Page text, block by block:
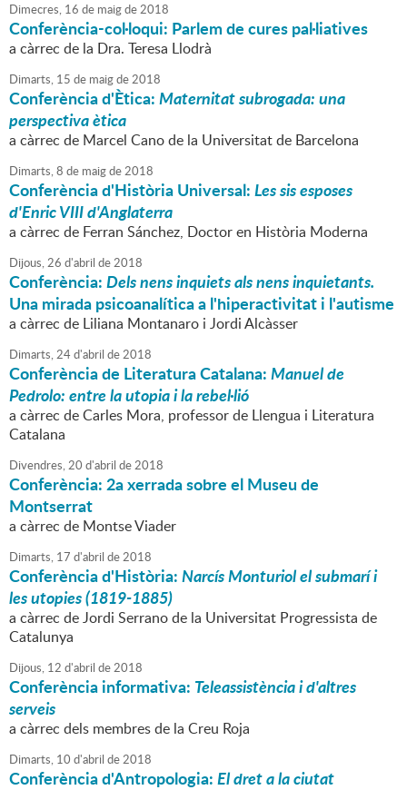
Dimecres, 16 de maigde2018
Conferència-col·loqui: Parlem de cures pal·liatives
a càrrec de la Dra. Teresa Llodrà
Dimarts, 15 de maigde2018
Conferència d'Ètica:Maternitat subrogada: una
perspectiva ètica
a càrrec de Marcel Cano de la Universitat de Barcelona
Dimarts,8 de maigde2018
Conferència d'Història Universal:Les sis esposes
d'Enric VIII d'Anglaterra
a càrrec de Ferran Sánchez, Doctor en Història Moderna
Dijous,26 d'abril de2018
Conferència:Dels nens inquiets als nens inquietants.
Una mirada psicoanalítica a l'hiperactivitat i l'autisme
a càrrec de Liliana Montanaro i Jordi Alcàsser
Dimarts,24d'abril de2018
Conferència de Literatura Catalana:Manuel de
Pedrolo: entre la utopia i la rebel·lió
a càrrec de Carles Mora, professor de Llengua i Literatura
Catalana
Divendres,20 d'abril de2018
Conferència: 2a xerrada sobre el Museu de
Montserrat
a càrrec de Montse Viader
Dimarts, 17 d'abril de2018
Conferència d'Història:Narcís Monturiol el submarí i
les utopies (1819-1885)
a càrrec de Jordi Serrano de la Universitat Progressista de
Catalunya
Dijous, 12 d'abril de2018
Conferència informativa: Teleassistència i d'altres
serveis
a càrrec dels membres de la Creu Roja
Dimarts, 10 d'abril de2018
Conferència d'Antropologia:El dret a la ciutat